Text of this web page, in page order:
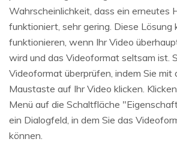
Wahrscheinlichkeit, dass ein erneutes
funktioniert, sehr gering. Diese Lösung
funktionieren, wenn Ihr Video
wird und das Videoformat seltsam ist.
Videoformat überprüfen, indem Sie mit
Maustaste auf Ihr Video klicken.
Menü auf die Schaltfläche
ein Dialogfeld, in dem Sie das
können.